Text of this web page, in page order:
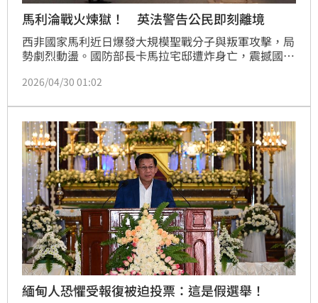
馬利淪戰火煉獄！ 英法警告公民即刻離境
西非國家馬利近日爆發大規模聖戰分子與叛軍攻擊，局
勢劇烈動盪。國防部長卡馬拉宅邸遭炸身亡，震撼國
「非洲軍團」，但在關鍵戰役中俄軍卻被控撤離且毫無
叛，重創俄國在非洲的政治信譽。英法政府已敦促國民
盡速撤離，這場政變與武裝衝突正動搖薩赫爾地區的權
力版圖，影響力恐重新洗牌。
2026/04/30 01:02
緬甸人恐懼受報復被迫投票：這是假選舉！